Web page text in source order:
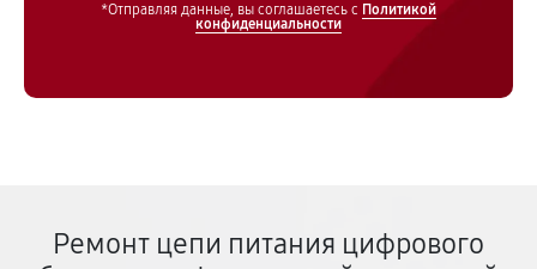
*Отправляя данные, вы соглашаетесь с Политикой
конфиденциальности
Ремонт цепи питания цифрового